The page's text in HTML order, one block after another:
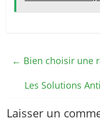
← Bien choisir une
Les Solutions
Laisser un